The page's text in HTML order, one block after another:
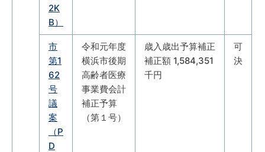
2K
B）
市
第1
62
号
議
案
（P
D
令和元年度
横浜市後期
高齢者医療
事業費会計
補正予算
（第１号）
歳入歳出予算補正
補正額 1,584,351
千円
可
決